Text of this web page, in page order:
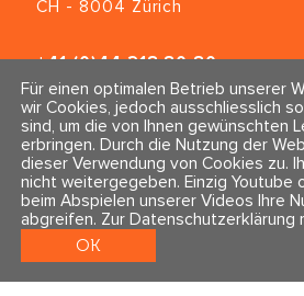
CH - 8004 Zürich
+41 (0)44 218 80 80
info@traumahealing.ch
info@polarity.se
Kontakt & Info
Newsletter
Impressum & Datenschutz
AGBs
Für einen optimalen Betrieb unserer
wir Cookies, jedoch ausschliesslich
sind, um die von Ihnen gewünschten
erbringen. Durch die Nutzung der
dieser Verwendung von Cookies zu.
nicht weitergegeben. Einzig Youtube
beim Abspielen unserer Videos Ihre
abgreifen. Zur Datenschutzerklärung
OK